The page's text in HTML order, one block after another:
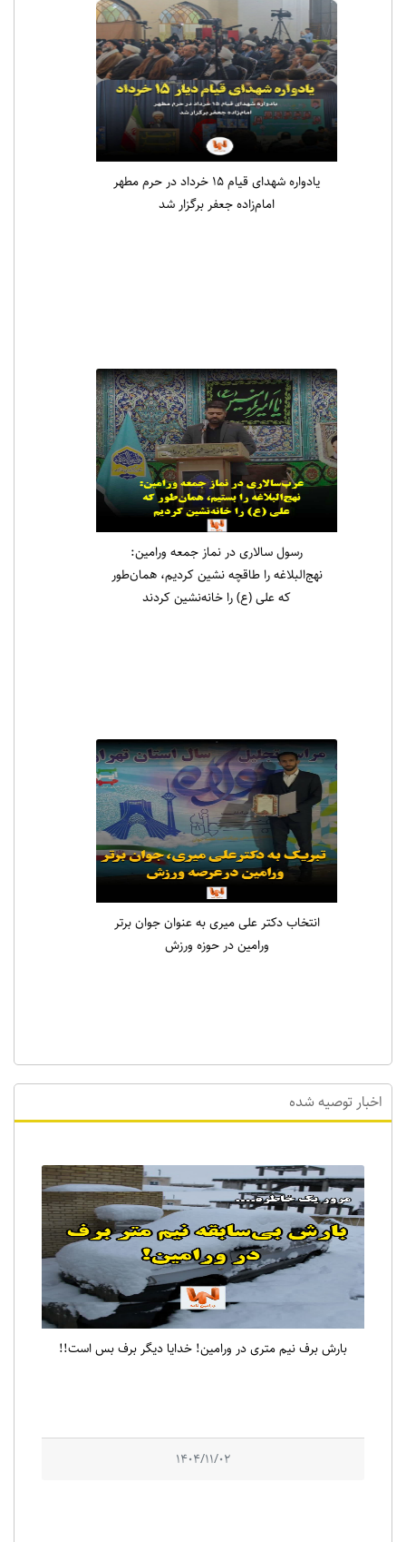
یادواره شهدای قیام ۱۵ خرداد در حرم مطهر
امام‌زاده جعفر برگزار شد
رسول سالاری در نماز جمعه ورامین:
نهج‌البلاغه را طاقچه نشین کردیم، همان‌طور
که علی (ع) را خانه‌نشین کردند
انتخاب دکتر علی میری به عنوان جوان برتر
ورامین در حوزه ورزش
اخبار توصیه شده
بارش برف نیم متری در ورامین! خدایا دیگر برف بس است!!
1404/11/02